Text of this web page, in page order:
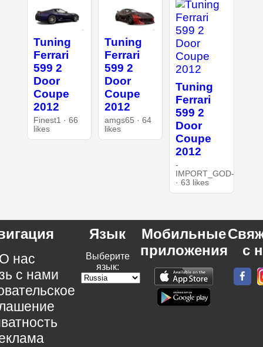
Tuning
Ferrari
599 2
Door
Coupe
2012
Finest1 · 66
likes
Tuning
Ferrari
599 2
Door
Coupe
2012
amgs65 · 64
likes
Tuning
Ferrari
599 2
Door
Coupe
2012
-
IMPORT_GOD-
· 63 likes
нас
с нами
Язык
Выберите
язык:
Мобильные
приложения
с